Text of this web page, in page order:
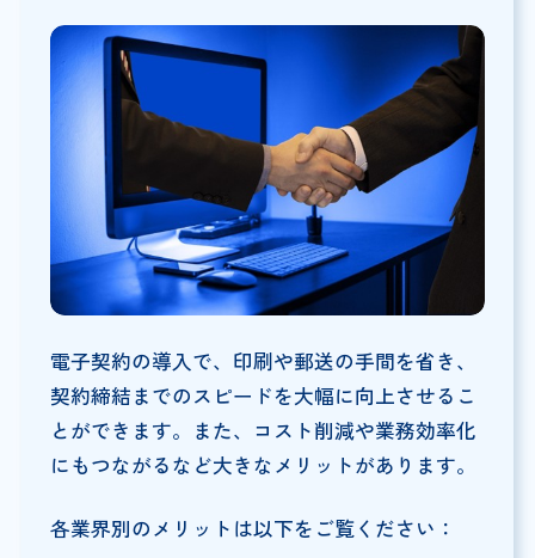
電子契約の導入で、印刷や郵送の手間を省き、
契約締結までのスピードを大幅に向上させるこ
とができます。また、コスト削減や業務効率化
にもつながるなど大きなメリットがあります。
各業界別のメリットは以下をご覧ください：